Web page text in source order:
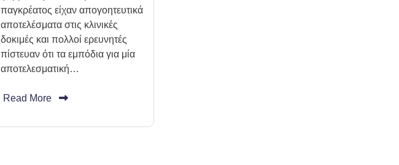
παγκρέατος είχαν απογοητευτικά
αποτελέσματα στις κλινικές
δοκιμές και πολλοί ερευνητές
πίστευαν ότι τα εμπόδια για μία
αποτελεσματική…
Read More